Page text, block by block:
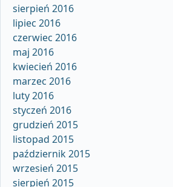
sierpień 2016
lipiec 2016
czerwiec 2016
maj 2016
kwiecień 2016
marzec 2016
luty 2016
styczeń 2016
grudzień 2015
listopad 2015
październik 2015
wrzesień 2015
sierpień 2015